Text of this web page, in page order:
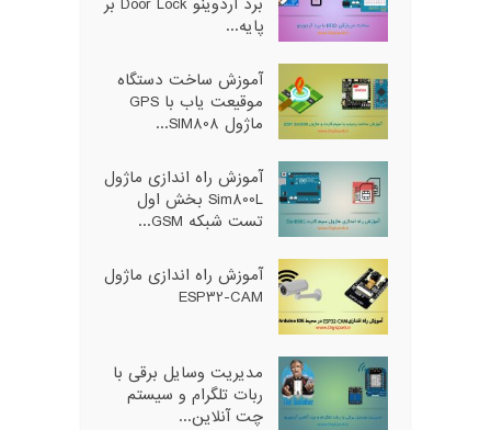
پایه...
آموزش ساخت دستگاه
موقیعت یاب با GPS
ماژول SIM808...
آموزش راه اندازی ماژول
Sim800L بخش اول
تست شبکه GSM...
آموزش راه اندازی ماژول
ESP32-CAM
مدیریت وسایل برقی با
ربات تلگرام و سیستم
چت آنلاین...